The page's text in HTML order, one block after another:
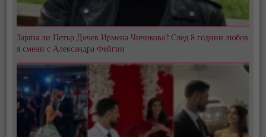
Заряза ли Петър Дочев Ирмена Чичикова? След 8 години любов
я смени с Александра Фейгин